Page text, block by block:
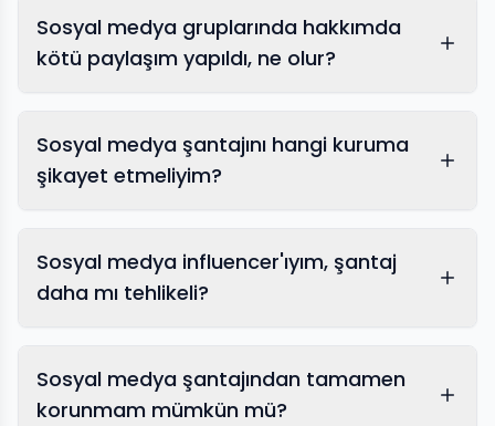
Sosyal medya gruplarında hakkımda
kötü paylaşım yapıldı, ne olur?
Sosyal medya şantajını hangi kuruma
şikayet etmeliyim?
Cinsel şantajı durdurma
Sosyal medya influencer'ıyım, şantaj
daha mı tehlikeli?
Sosyal medya şantajından tamamen
korunmam mümkün mü?